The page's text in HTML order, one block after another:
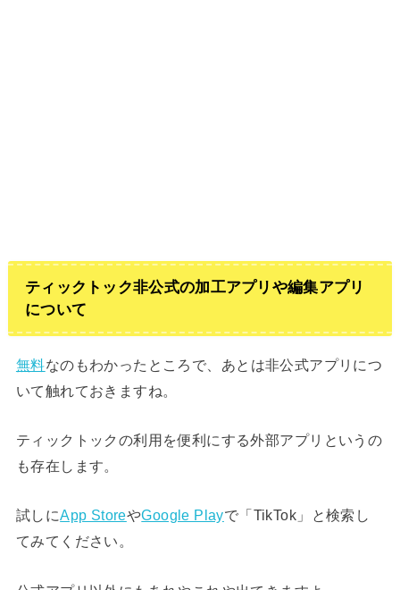
ティックトック非公式の加工アプリや編集アプリ
について
無料なのもわかったところで、あとは非公式アプリにつ
いて触れておきますね。
ティックトックの利用を便利にする外部アプリというの
も存在します。
試しにApp StoreやGoogle Playで「TikTok」と検索し
てみてください。